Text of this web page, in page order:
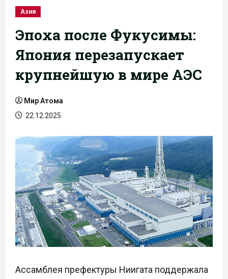
Азия
Эпоха после Фукусимы:
Япония перезапускает
крупнейшую в мире АЭС
Мир Атома
22.12.2025
Ассамблея префектуры Ниигата поддержала